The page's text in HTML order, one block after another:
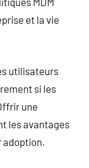
et la vie
utilisateurs
si les
une
les avantages
adoption.